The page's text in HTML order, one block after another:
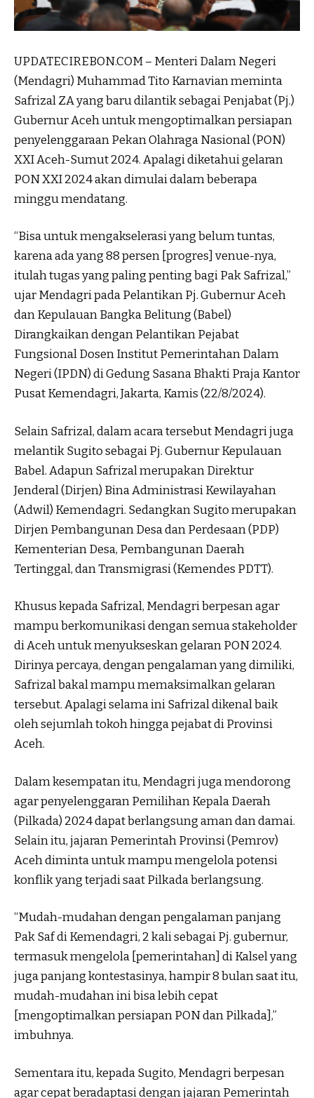
UPDATECIREBON.COM – Menteri Dalam Negeri
(Mendagri) Muhammad Tito Karnavian meminta
Safrizal ZA yang baru dilantik sebagai Penjabat (Pj.)
Gubernur Aceh untuk mengoptimalkan persiapan
penyelenggaraan Pekan Olahraga Nasional (PON)
XXI Aceh-Sumut 2024. Apalagi diketahui gelaran
PON XXI 2024 akan dimulai dalam beberapa
minggu mendatang.
“Bisa untuk mengakselerasi yang belum tuntas,
karena ada yang 88 persen [progres] venue-nya,
itulah tugas yang paling penting bagi Pak Safrizal,”
ujar Mendagri pada Pelantikan Pj. Gubernur Aceh
dan Kepulauan Bangka Belitung (Babel)
Dirangkaikan dengan Pelantikan Pejabat
Fungsional Dosen Institut Pemerintahan Dalam
Negeri (IPDN) di Gedung Sasana Bhakti Praja Kantor
Pusat Kemendagri, Jakarta, Kamis (22/8/2024).
Selain Safrizal, dalam acara tersebut Mendagri juga
melantik Sugito sebagai Pj. Gubernur Kepulauan
Babel. Adapun Safrizal merupakan Direktur
Jenderal (Dirjen) Bina Administrasi Kewilayahan
(Adwil) Kemendagri. Sedangkan Sugito merupakan
Dirjen Pembangunan Desa dan Perdesaan (PDP)
Kementerian Desa, Pembangunan Daerah
Tertinggal, dan Transmigrasi (Kemendes PDTT).
Khusus kepada Safrizal, Mendagri berpesan agar
mampu berkomunikasi dengan semua stakeholder
di Aceh untuk menyukseskan gelaran PON 2024.
Dirinya percaya, dengan pengalaman yang dimiliki,
Safrizal bakal mampu memaksimalkan gelaran
tersebut. Apalagi selama ini Safrizal dikenal baik
oleh sejumlah tokoh hingga pejabat di Provinsi
Aceh.
Dalam kesempatan itu, Mendagri juga mendorong
agar penyelenggaran Pemilihan Kepala Daerah
(Pilkada) 2024 dapat berlangsung aman dan damai.
Selain itu, jajaran Pemerintah Provinsi (Pemrov)
Aceh diminta untuk mampu mengelola potensi
konflik yang terjadi saat Pilkada berlangsung.
“Mudah-mudahan dengan pengalaman panjang
Pak Saf di Kemendagri, 2 kali sebagai Pj. gubernur,
termasuk mengelola [pemerintahan] di Kalsel yang
juga panjang kontestasinya, hampir 8 bulan saat itu,
mudah-mudahan ini bisa lebih cepat
[mengoptimalkan persiapan PON dan Pilkada],”
imbuhnya.
Sementara itu, kepada Sugito, Mendagri berpesan
agar cepat beradaptasi dengan jajaran Pemerintah